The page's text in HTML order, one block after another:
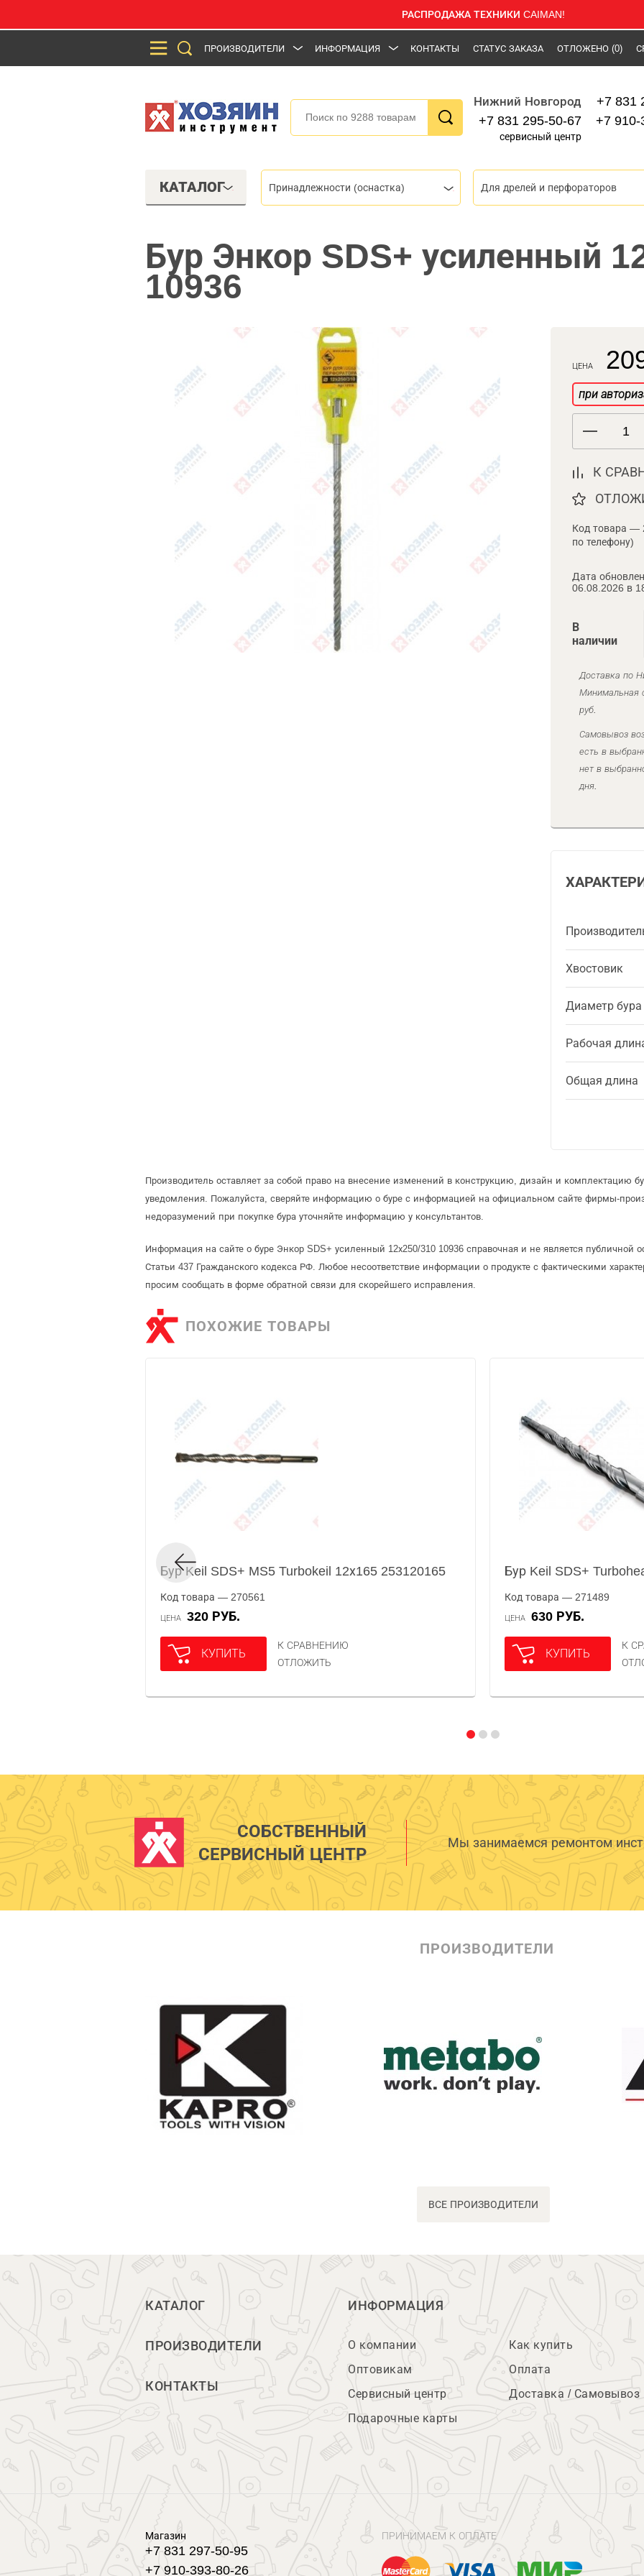
РАСПРОДАЖА ТЕХНИКИ CAIMAN!
ПРОИЗВОДИТЕЛИ ИНФОРМАЦИЯ КОНТАКТЫ СТАТУС ЗАКАЗА ОТЛОЖЕНО (0)
Нижний Новгород
+7 831 295-50-67
сервисный центр
+7 831
+7 910-
КАТАЛОГ Принадлежности (оснастка) Для дрелей и перфораторов
Бур Энкор SDS+ усиленный
10936
ЦЕНА
при
К
Код товара —
по телефону)
Дата
06.08.2026 в
В
наличии
Доставка по
Минимальная
руб.
Самовывоз
есть в
нет в
дня.
Хвостовик
Диаметр бура
Рабочая
Общая длина
Производитель оставляет за собой право на внесение изменений в конструкцию, дизайн и комплектацию
уведомления. Пожалуйста, сверяйте информацию о буре с информацией на официальном сайте фирмы-
недоразумений при покупке бура уточняйте информацию у консультантов.
Информация на сайте о буре Энкор SDS+ усиленный 12х250/310 10936 справочная и не является
Статьи 437 Гражданского кодекса РФ. Любое несоответствие информации о продукте с фактическими
просим сообщать в форме обратной связи для скорейшего исправления.
ПОХОЖИЕ ТОВАРЫ
Бур Keil SDS+ MS5 Turbokeil 12х165 253120165
Код товара — 270561
ЦЕНА 320 РУБ.
КУПИТЬ
К СРАВНЕНИЮ
ОТЛОЖИТЬ
Бур Keil SDS+
Код товара — 271489
ЦЕНА 630 РУБ.
КУПИТЬ
К
СОБСТВЕННЫЙ
СЕРВИСНЫЙ ЦЕНТР
Мы занимаемся ремонтом
ПРОИЗВОДИТЕЛИ
ВСЕ ПРОИЗВОДИТЕЛИ
КАТАЛОГ
ПРОИЗВОДИТЕЛИ
КОНТАКТЫ
ИНФОРМАЦИЯ
О компании
Оптовикам
Сервисный центр
Подарочные карты
Как купить
Оплата
Доставка / Самовывоз
Магазин
+7 831 297-50-95
+7 910-393-80-26
ПРИНИМАЕМ К ОПЛАТЕ